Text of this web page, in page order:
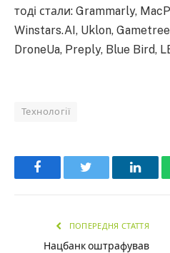
тоді стали: Grammarly,
Winstars.AI, Uklon,
DroneUa, Preply, Blue Bird,
Технології
Facebook
ПОПЕРЕДНЯ СТАТТЯ
Нацбанк оштрафував